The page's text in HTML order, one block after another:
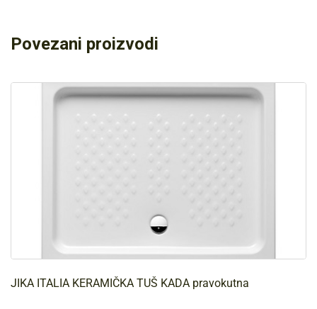
Povezani proizvodi
JIKA ITALIA KERAMIČKA TUŠ KADA pravokutna